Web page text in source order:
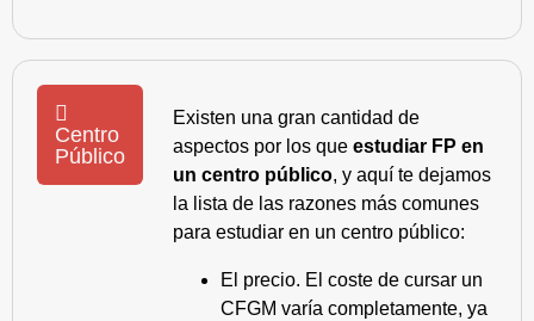
Centro
Público
Existen una gran cantidad de
aspectos por los que estudiar FP en
un centro público, y aquí te dejamos
la lista de las razones más comunes
para estudiar en un centro público:
El precio. El coste de cursar un
CFGM varía completamente, ya